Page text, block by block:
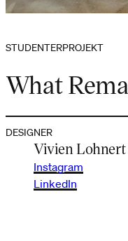
STUDENTERPROJEKT
What
DESIGNER
Vivien Lohnert
Instagram
LinkedIn